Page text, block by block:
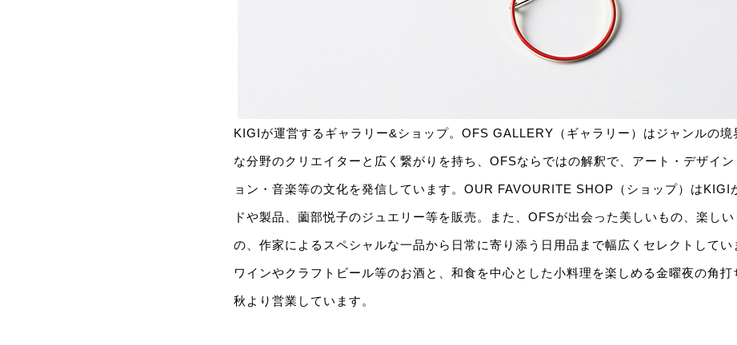
KIGIが運営するギャラリー&ショップ。OFS GALLERY（ギャラリー）はジャンルの境
な分野のクリエイターと広く繋がりを持ち、OFSならではの解釈で、アート・デザイ
ョン・音楽等の文化を発信しています。OUR FAVOURITE SHOP（ショップ）はKIGI
ドや製品、薗部悦子のジュエリー等を販売。また、OFSが出会った美しいもの、楽し
の、作家によるスペシャルな一品から日常に寄り添う日用品まで幅広くセレクトしてい
ワインやクラフトビール等のお酒と、和食を中心とした小料理を楽しめる金曜夜の角
秋より営業しています。